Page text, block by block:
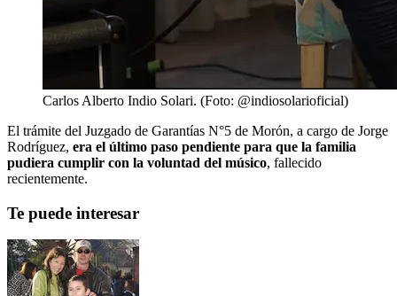
Carlos Alberto Indio Solari. (Foto: @indiosolarioficial)
El trámite del Juzgado de Garantías N°5 de Morón, a cargo de Jorge
Rodríguez, era el último paso pendiente para que la familia
pudiera cumplir con la voluntad del músico, fallecido
recientemente.
Te puede interesar